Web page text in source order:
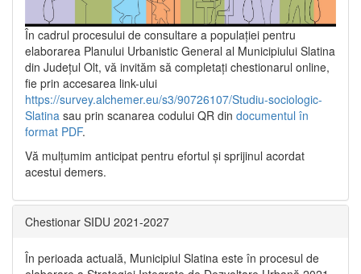
În cadrul procesului de consultare a populaţiei pentru
elaborarea Planului Urbanistic General al Municipiului Slatina
din Județul Olt, vă invităm să completați chestionarul online,
fie prin accesarea link-ului
https://survey.alchemer.eu/s3/90726107/Studiu-sociologic-
Slatina sau prin scanarea codului QR din documentul în
format PDF.
Vă mulţumim anticipat pentru efortul şi sprijinul acordat
acestui demers.
Chestionar SIDU 2021-2027
În perioada actuală, Municipiul Slatina este în procesul de